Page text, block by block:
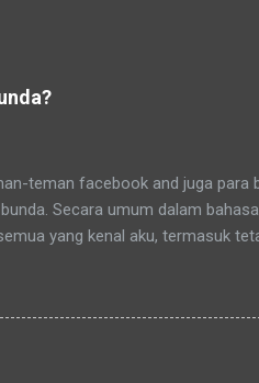
teman facebook and juga para
Secara umum dalam
yang kenal aku, termasuk
yaitu Green Bintaro
Sebenarnya ada cerita yang
sebutan bunda , sampai-sampai